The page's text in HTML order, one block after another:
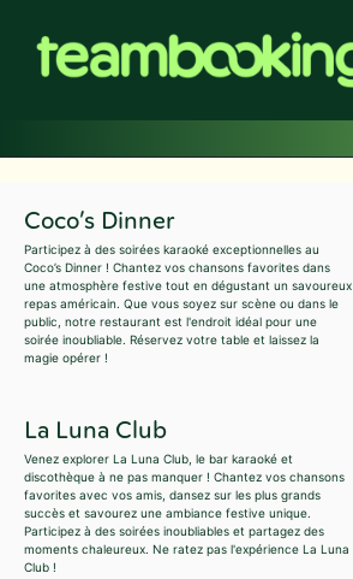
contenu
Coco’s Dinner
Participez à des soirées karaoké exceptionnelles au
Coco’s Dinner ! Chantez vos chansons favorites dans
une atmosphère festive tout en dégustant un savoureux
repas américain. Que vous soyez sur scène ou dans le
public, notre restaurant est l'endroit idéal pour une
soirée inoubliable. Réservez votre table et laissez la
magie opérer !
La Luna Club
Venez explorer La Luna Club, le bar karaoké et
discothèque à ne pas manquer ! Chantez vos chansons
favorites avec vos amis, dansez sur les plus grands
succès et savourez une ambiance festive unique.
Participez à des soirées inoubliables et partagez des
moments chaleureux. Ne ratez pas l'expérience La Luna
Club !